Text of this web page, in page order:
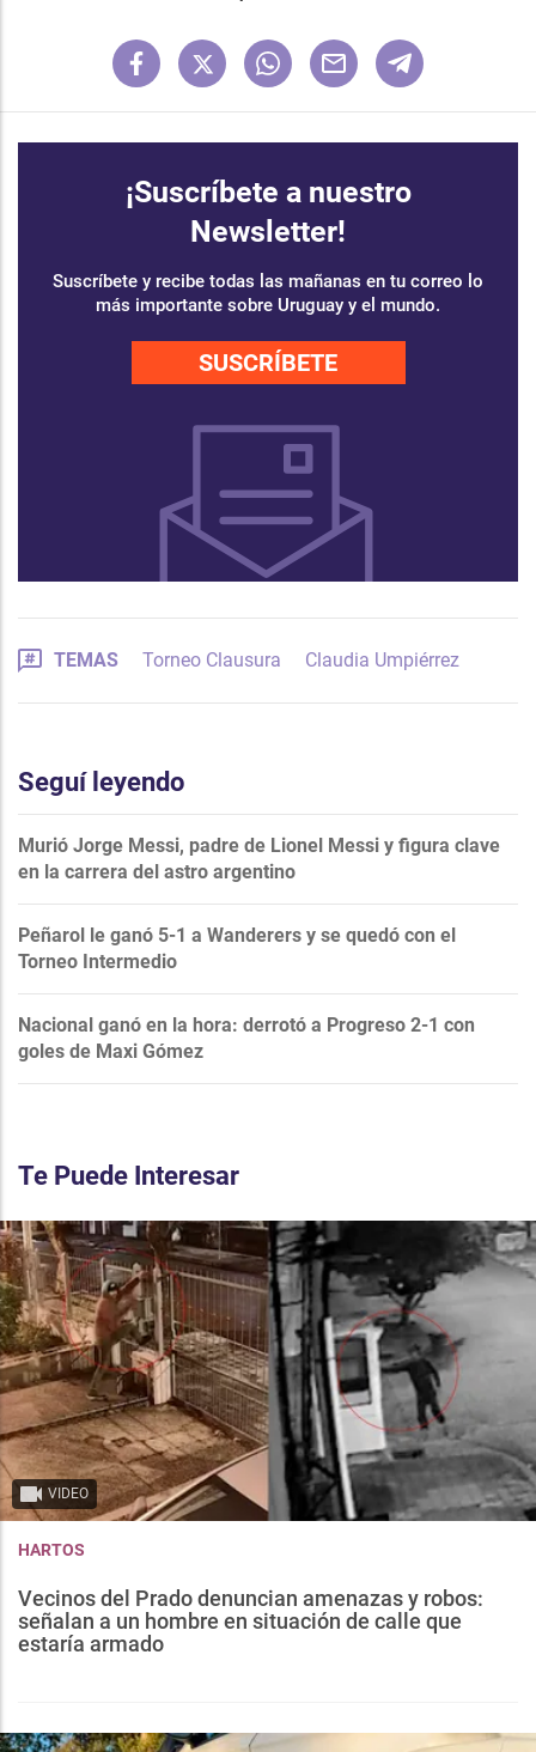
¡Suscríbete a nuestro
Newsletter!
Suscríbete y recibe todas las mañanas en tu correo lo
más importante sobre Uruguay y el mundo.
SUSCRÍBETE
TEMAS Torneo Clausura Claudia Umpiérrez
Seguí leyendo
Murió Jorge Messi, padre de Lionel Messi y figura clave
en la carrera del astro argentino
Peñarol le ganó 5-1 a Wanderers y se quedó con el
Torneo Intermedio
Nacional ganó en la hora: derrotó a Progreso 2-1 con
goles de Maxi Gómez
Te Puede Interesar
VIDEO
HARTOS
Vecinos del Prado denuncian amenazas y robos:
señalan a un hombre en situación de calle que
estaría armado